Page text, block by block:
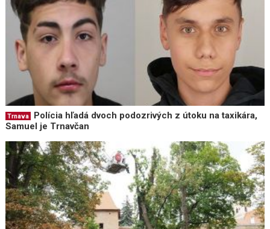
Trnava
Polícia hľadá dvoch podozrivých z útoku na taxikára,
Samuel je Trnavčan